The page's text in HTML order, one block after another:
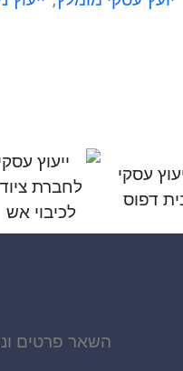
השאר פרטים